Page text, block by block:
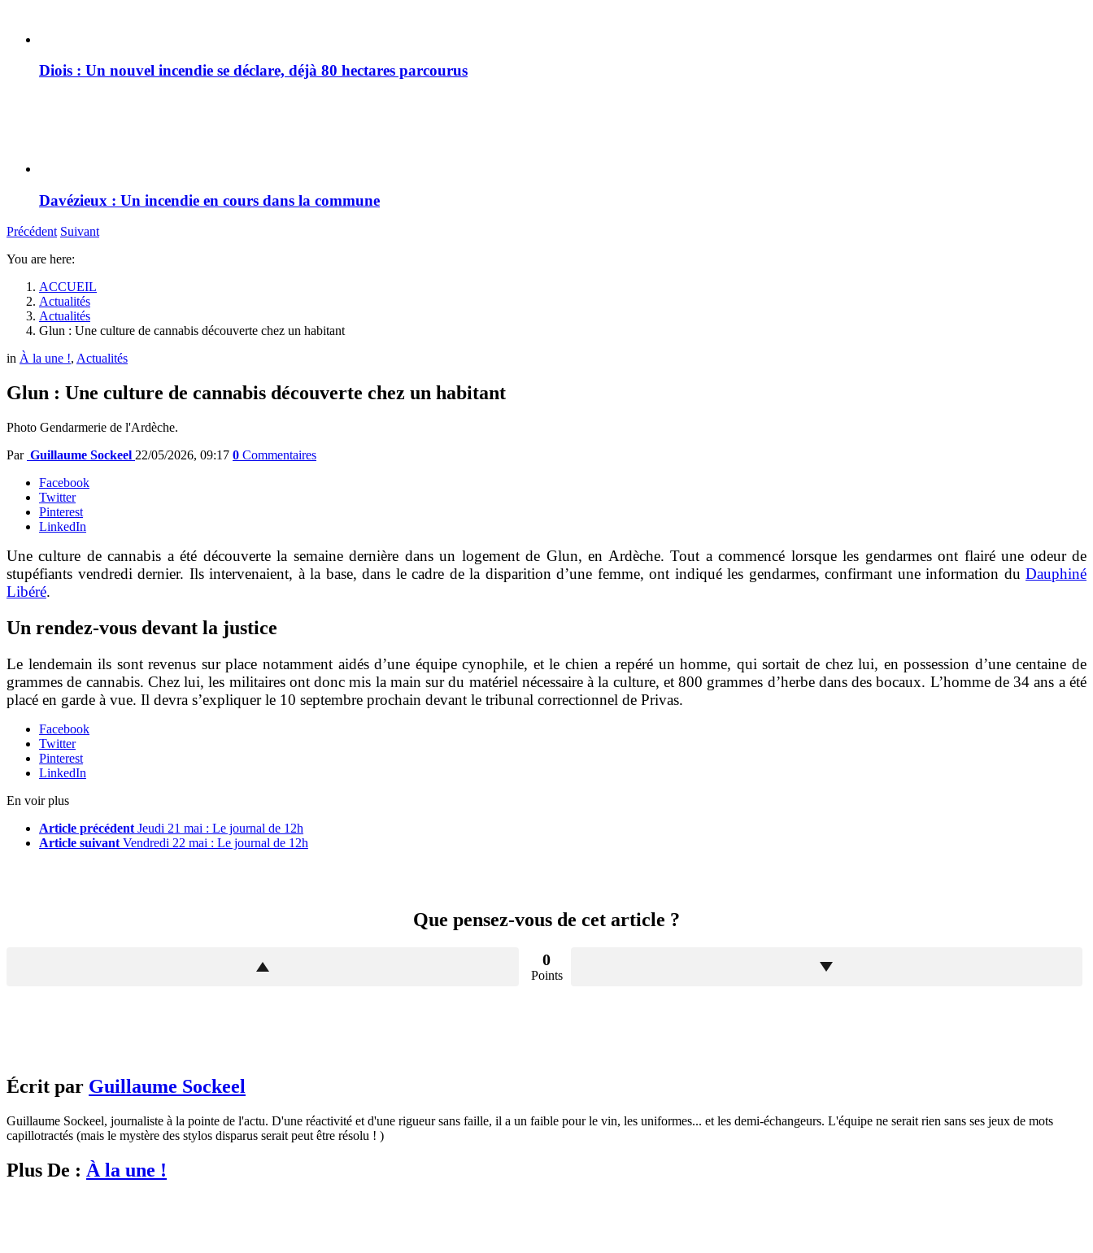
Diois : Un nouvel incendie se déclare, déjà 80 hectares parcourus
Davézieux : Un incendie en cours dans la commune
Précédent Suivant
You are here:
ACCUEIL
Actualités
Actualités
Glun : Une culture de cannabis découverte chez un habitant
in À la une !, Actualités
Glun : Une culture de cannabis découverte chez un habitant
Photo Gendarmerie de l'Ardèche.
Par Guillaume Sockeel 22/05/2026, 09:17 0 Commentaires
Facebook
Twitter
Pinterest
LinkedIn
Une culture de cannabis a été découverte la semaine dernière dans un logement de Glun, en Ardèche. Tout a commencé lorsque les gendarmes ont flairé une odeur de
stupéfiants vendredi dernier. Ils intervenaient, à la base, dans le cadre de la disparition d’une femme, ont indiqué les gendarmes, confirmant une information du Dauphiné
Libéré.
Un rendez-vous devant la justice
Le lendemain ils sont revenus sur place notamment aidés d’une équipe cynophile, et le chien a repéré un homme, qui sortait de chez lui, en possession d’une centaine de
grammes de cannabis. Chez lui, les militaires ont donc mis la main sur du matériel nécessaire à la culture, et 800 grammes d’herbe dans des bocaux. L’homme de 34 ans a été
placé en garde à vue. Il devra s’expliquer le 10 septembre prochain devant le tribunal correctionnel de Privas.
Facebook
Twitter
Pinterest
LinkedIn
En voir plus
Article précédent Jeudi 21 mai : Le journal de 12h
Article suivant Vendredi 22 mai : Le journal de 12h
Que pensez-vous de cet article ?
0
Points
Écrit par Guillaume Sockeel
Guillaume Sockeel, journaliste à la pointe de l'actu. D'une réactivité et d'une rigueur sans faille, il a un faible pour le vin, les uniformes... et les demi-échangeurs. L'équipe ne serait rien sans ses jeux de mots
capillotractés (mais le mystère des stylos disparus serait peut être résolu ! )
Plus De : À la une !